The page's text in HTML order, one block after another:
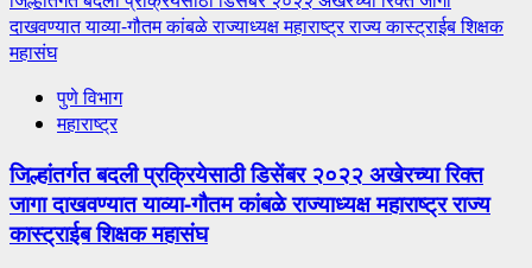
दाखवण्यात याव्या-गौतम कांबळे राज्याध्यक्ष महाराष्ट्र राज्य कास्ट्राईब शिक्षक
महासंघ
पुणे विभाग
महाराष्ट्र
जिल्हांतर्गत बदली प्रक्रियेसाठी डिसेंबर २०२२ अखेरच्या रिक्त
जागा दाखवण्यात याव्या-गौतम कांबळे राज्याध्यक्ष महाराष्ट्र राज्य
कास्ट्राईब शिक्षक महासंघ